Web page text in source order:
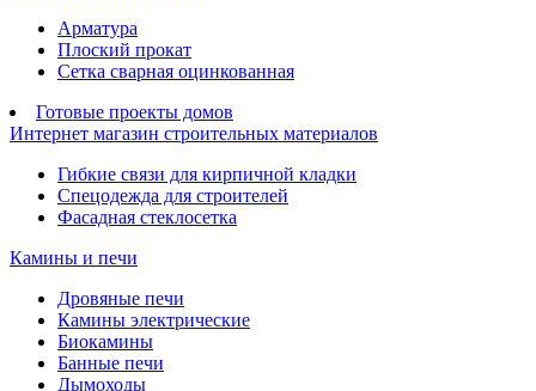
Арматура
Плоский прокат
Сетка сварная оцинкованная
Готовые проекты домов
Интернет магазин строительных материалов
Гибкие связи для кирпичной кладки
Спецодежда для строителей
Фасадная стеклосетка
Камины и печи
Дровяные печи
Камины электрические
Биокамины
Банные печи
Дымоходы